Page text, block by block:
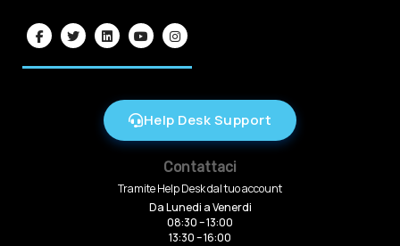
Help Desk Support
Contattaci
Tramite Help Desk dal tuo account
Da Lunedi a Venerdi
08:30 – 13:00
13:30 – 16:00